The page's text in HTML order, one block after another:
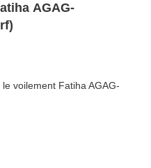
AGAG-